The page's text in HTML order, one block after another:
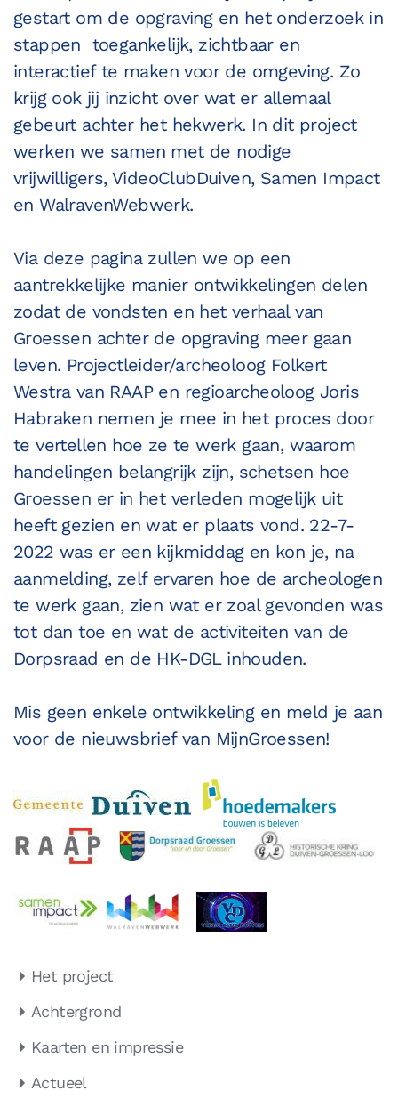
gestart om de opgraving en het onderzoek in
stappen toegankelijk, zichtbaar en
interactief te maken voor de omgeving. Zo
krijg ook jij inzicht over wat er allemaal
gebeurt achter het hekwerk. In dit project
werken we samen met de nodige
vrijwilligers, VideoClubDuiven, Samen Impact
en WalravenWebwerk.
Via deze pagina zullen we op een
aantrekkelijke manier ontwikkelingen delen
zodat de vondsten en het verhaal van
Groessen achter de opgraving meer gaan
leven. Projectleider/archeoloog Folkert
Westra van RAAP en regioarcheoloog Joris
Habraken nemen je mee in het proces door
te vertellen hoe ze te werk gaan, waarom
handelingen belangrijk zijn, schetsen hoe
Groessen er in het verleden mogelijk uit
heeft gezien en wat er plaats vond. 22-7-
2022 was er een kijkmiddag en kon je, na
aanmelding, zelf ervaren hoe de archeologen
te werk gaan, zien wat er zoal gevonden was
tot dan toe en wat de activiteiten van de
Dorpsraad en de HK-DGL inhouden.
Mis geen enkele ontwikkeling en meld je aan
voor de nieuwsbrief van MijnGroessen!
Het project
Achtergrond
Kaarten en impressie
Actueel